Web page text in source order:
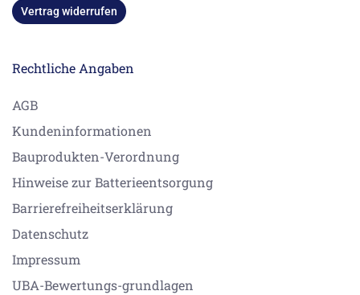
Vertrag widerrufen
Rechtliche Angaben
AGB
Kundeninformationen
Bauprodukten-Verordnung
Hinweise zur Batterieentsorgung
Barrierefreiheitserklärung
Datenschutz
Impressum
UBA-Bewertungs-grundlagen